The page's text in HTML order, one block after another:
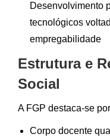
Desenvolvimento
tecnológicos
empregabilidade
Estrutura e
Social
A FGP destaca-se
Corpo docente